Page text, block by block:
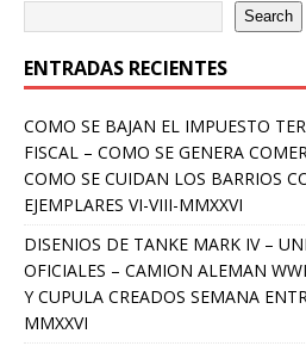
Search
ENTRADAS RECIENTES
COMO SE BAJAN EL IMPUESTO
FISCAL – COMO SE GENERA
COMO SE CUIDAN LOS BARRIOS
EJEMPLARES VI-VIII-MMXXVI
DISENIOS DE TANKE MARK IV –
OFICIALES – CAMION ALEMAN
Y CUPULA CREADOS SEMANA
MMXXVI